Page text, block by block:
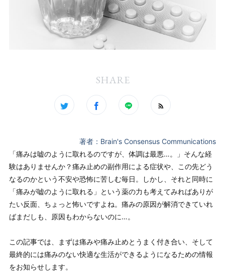
SHARE
著者：Brain's Consensus Communications
「痛みは嘘のように取れるのですが、体調は最悪…。」そんな経
験はありませんか？痛み止めの副作用による症状や、この先どう
なるのかという不安や恐怖に苦しむ毎日。しかし、それと同時に
「痛みが嘘のように取れる」という薬の力も考えてみればありが
たい反面、ちょっと怖いですよね。痛みの原因が解消できていれ
ばまだしも、原因もわからないのに…。
この記事では、まずは痛みや痛み止めとうまく付き合い、そして
最終的には痛みのない快適な生活ができるようになるための情報
をお知らせします。